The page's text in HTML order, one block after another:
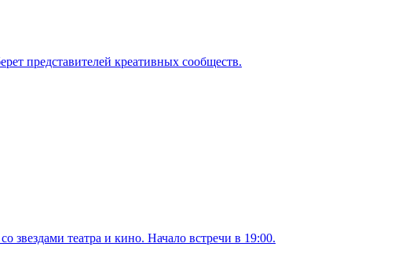
представителей креативных сообществ.
звездами театра и кино. Начало встречи в 19:00.